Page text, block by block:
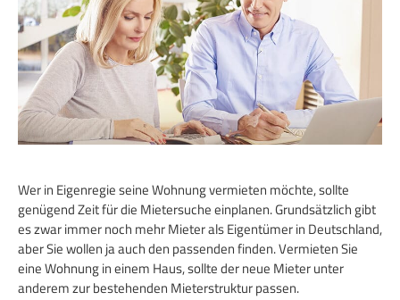
Wer in Eigenregie seine Wohnung vermieten möchte, sollte
genügend Zeit für die Mietersuche einplanen. Grundsätzlich gibt
es zwar immer noch mehr Mieter als Eigentümer in Deutschland,
aber Sie wollen ja auch den passenden finden. Vermieten Sie
eine Wohnung in einem Haus, sollte der neue Mieter unter
anderem zur bestehenden Mieterstruktur passen.